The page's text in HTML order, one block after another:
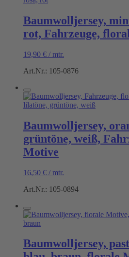
Baumwolljersey,
rot, Fahrzeuge,
19,90 € / mtr.
Art.Nr.: 105-0876
Baumwolljersey,
grüntöne, weiß,
Motive
16,50 € / mtr.
Art.Nr.: 105-0894
Baumwolljersey,